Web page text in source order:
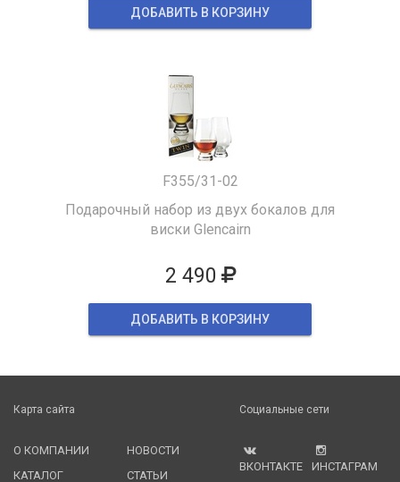
ДОБАВИТЬ В КОРЗИНУ
F355/31-02
Подарочный набор из двух бокалов для
виски Glencairn
2 490
ДОБАВИТЬ В КОРЗИНУ
Карта сайта
О КОМПАНИИ
КАТАЛОГ
НОВОСТИ
СТАТЬИ
Социальные сети
ВКОНТАКТЕ ИНСТАГРАМ